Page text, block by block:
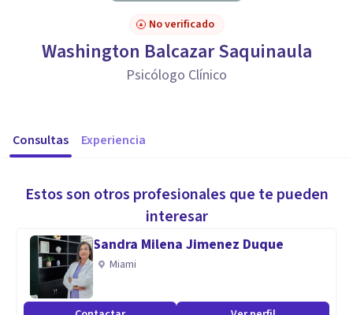
No verificado
Washington Balcazar Saquinaula
Psicólogo Clínico
Consultas Experiencia
Estos son otros profesionales que te pueden
interesar
Sandra Milena Jimenez Duque
Miami